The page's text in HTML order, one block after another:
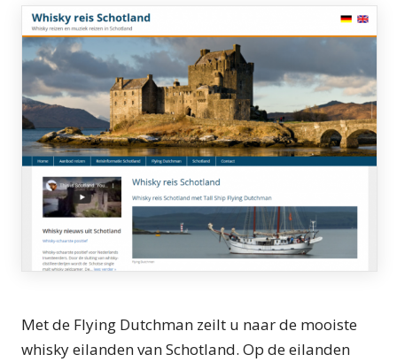
Met de Flying Dutchman zeilt u naar de mooiste
whisky eilanden van Schotland. Op de eilanden